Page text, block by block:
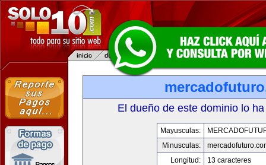
El dueño de este dominio lo
Mayusculas:
Minusculas:
Longitud:
13 caracteres